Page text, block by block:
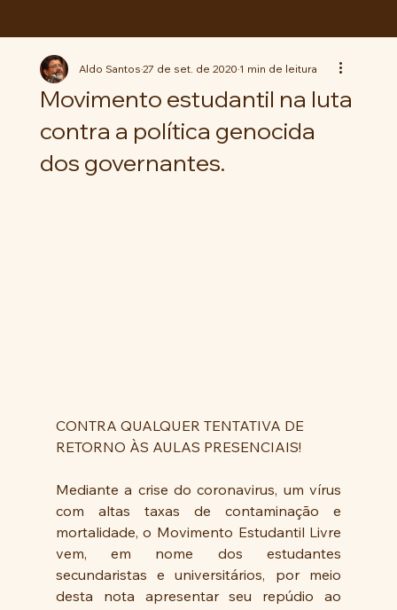
Movimento estudantil na luta
contra a política genocida
dos governantes.
Aldo Santos27 de set. de 20201 min de leitura
CONTRA QUALQUER TENTATIVA DE
RETORNO ÀS AULAS PRESENCIAIS!
Mediante a crise do coronavirus, um vírus
com altas taxas de contaminação e
mortalidade, o Movimento Estudantil Livre
vem, em nome dos estudantes
secundaristas e universitários, por meio
desta nota apresentar seu repúdio ao